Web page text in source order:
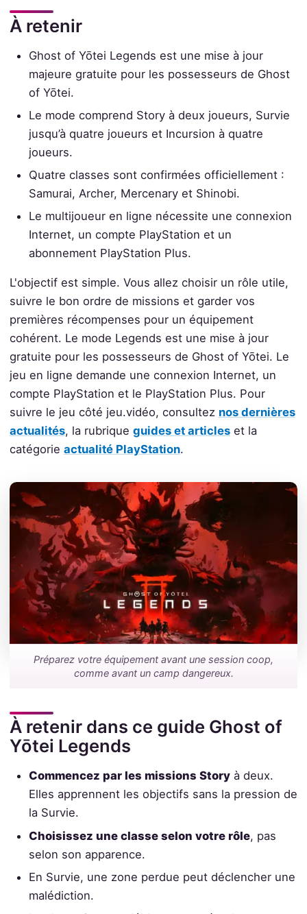
À retenir
Ghost of Yōtei Legends est une mise à jour
majeure gratuite pour les possesseurs de Ghost
of Yōtei.
Le mode comprend Story à deux joueurs, Survie
jusqu’à quatre joueurs et Incursion à quatre
joueurs.
Quatre classes sont confirmées officiellement :
Samurai, Archer, Mercenary et Shinobi.
Le multijoueur en ligne nécessite une connexion
Internet, un compte PlayStation et un
abonnement PlayStation Plus.
L'objectif est simple. Vous allez choisir un rôle utile,
suivre le bon ordre de missions et garder vos
premières récompenses pour un équipement
cohérent. Le mode Legends est une mise à jour
gratuite pour les possesseurs de Ghost of Yōtei. Le
jeu en ligne demande une connexion Internet, un
compte PlayStation et le PlayStation Plus. Pour
suivre le jeu côté jeu.vidéo, consultez nos dernières
actualités, la rubrique guides et articleset la
catégorie actualité PlayStation.
Préparez votre équipement avant une session coop,
comme avant un camp dangereux.
À retenir dans ce guide Ghost of
Yōtei Legends
Commencez par les missions Story à deux.
Elles apprennent les objectifs sans la pression de
la Survie.
Choisissez une classe selon votre rôle, pas
selon son apparence.
En Survie, une zone perdue peut déclencher une
malédiction.